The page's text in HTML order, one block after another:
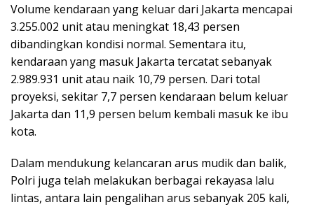
Volume kendaraan yang keluar dari Jakarta mencapai
3.255.002 unit atau meningkat 18,43 persen
dibandingkan kondisi normal. Sementara itu,
kendaraan yang masuk Jakarta tercatat sebanyak
2.989.931 unit atau naik 10,79 persen. Dari total
proyeksi, sekitar 7,7 persen kendaraan belum keluar
Jakarta dan 11,9 persen belum kembali masuk ke ibu
kota.
Dalam mendukung kelancaran arus mudik dan balik,
Polri juga telah melakukan berbagai rekayasa lalu
lintas, antara lain pengalihan arus sebanyak 205 kali,